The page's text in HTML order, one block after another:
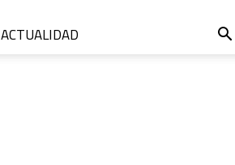
ACTUALIDAD